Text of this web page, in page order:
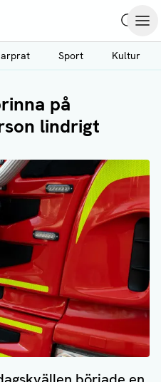
Sport Kultur
på
lindrigt